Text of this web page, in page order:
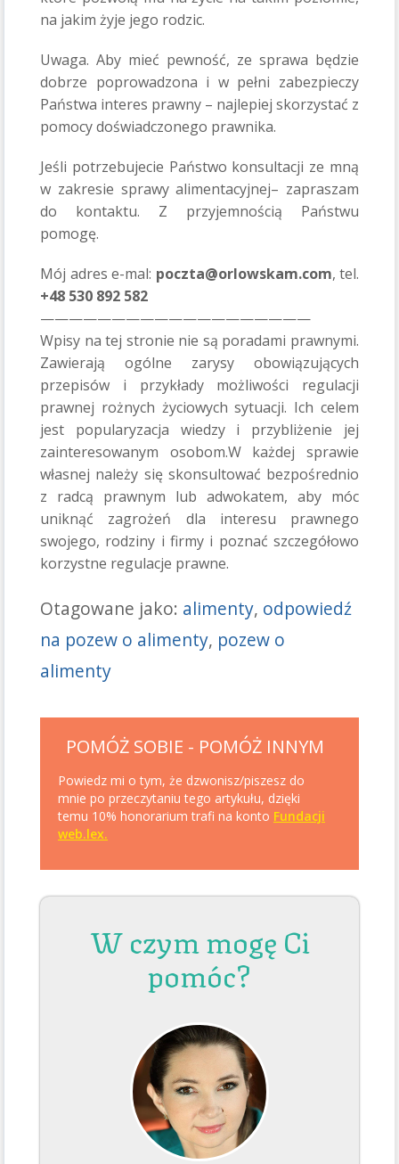
na jakim żyje jego rodzic.
Uwaga. Aby mieć pewność, ze sprawa będzie
dobrze poprowadzona i w pełni zabezpieczy
Państwa interes prawny – najlepiej skorzystać z
pomocy doświadczonego prawnika.
Jeśli potrzebujecie Państwo konsultacji ze mną
w zakresie sprawy alimentacyjnej– zapraszam
do kontaktu. Z przyjemnością Państwu
pomogę.
Mój adres e-mal: poczta@orlowskam.com, tel.
+48 530 892 582
———————————————————
Wpisy na tej stronie nie są poradami prawnymi.
Zawierają ogólne zarysy obowiązujących
przepisów i przykłady możliwości regulacji
prawnej rożnych życiowych sytuacji. Ich celem
jest popularyzacja wiedzy i przybliżenie jej
zainteresowanym osobom.W każdej sprawie
własnej należy się skonsultować bezpośrednio
z radcą prawnym lub adwokatem, aby móc
uniknąć zagrożeń dla interesu prawnego
swojego, rodziny i firmy i poznać szczegółowo
korzystne regulacje prawne.
Otagowane jako: alimenty, odpowiedź
na pozew o alimenty, pozew o
alimenty
POMÓŻ SOBIE - POMÓŻ INNYM
Powiedz mi o tym, że dzwonisz/piszesz do
mnie po przeczytaniu tego artykułu, dzięki
temu 10% honorarium trafi na konto Fundacji
web.lex.
W czym mogę Ci
pomóc?